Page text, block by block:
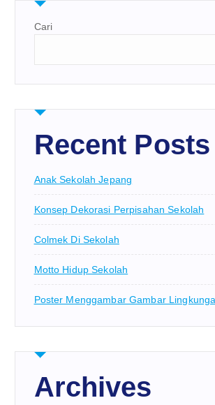
Cari
Recent Posts
Anak Sekolah Jepang
Konsep Dekorasi Perpisahan Sekolah
Colmek Di Sekolah
Motto Hidup Sekolah
Poster Menggambar Gambar
Archives